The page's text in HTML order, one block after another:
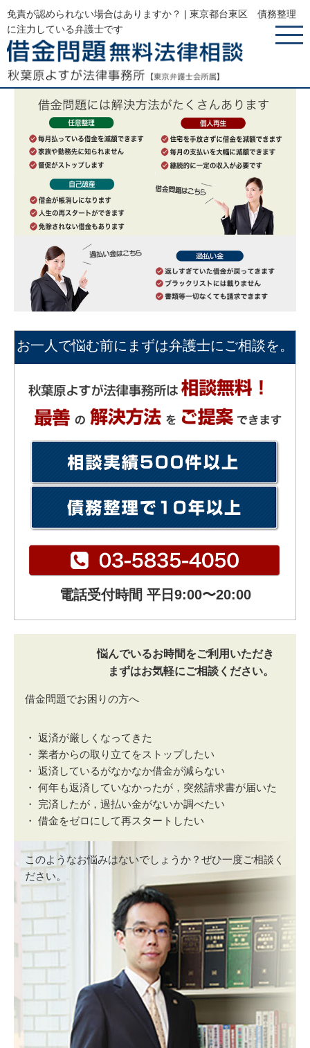
免責が認められない場合はありますか？ | 東京都台東区 債務整理
に注力している弁護士です
お一人で悩む前にまずは弁護士にご相談を。
電話受付時間 平日9:00〜20:00
悩んでいるお時間をご利用いただき
まずはお気軽にご相談ください。
借金問題でお困りの方へ
・ 返済が厳しくなってきた
・ 業者からの取り立てをストップしたい
・ 返済しているがなかなか借金が減らない
・ 何年も返済していなかったが，突然請求書が届いた
・ 完済したが，過払い金がないか調べたい
・ 借金をゼロにして再スタートしたい
このようなお悩みはないでしょうか？ぜひ一度ご相談く
ださい。